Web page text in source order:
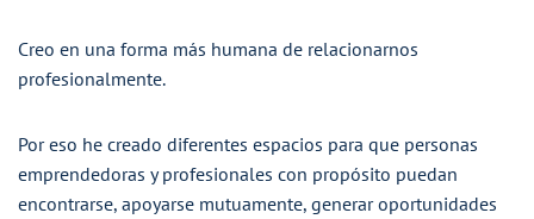
Creo en una forma más humana de relacionarnos
profesionalmente.
Por eso he creado diferentes espacios para que personas
emprendedoras y profesionales con propósito puedan
encontrarse, apoyarse mutuamente, generar oportunidades